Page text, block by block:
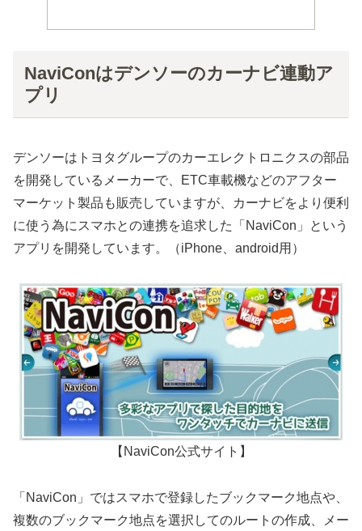
NaviConはデンソーのカーナビ連動ア
プリ
デンソーはトヨタグループのカーエレクトロニクスの部品
を開発しているメーカーで、ETC車載機などのアフター
マーケット製品も販売していますが、カーナビをより便利
に使う為にスマホとの連携を追求した「NaviCon」という
アプリを開発しています。（iPhone、android用）
【NaviCon公式サイト】
「NaviCon」ではスマホで登録したブックマーク地点や、
複数のブックマーク地点を選択してのルートの作成、メー